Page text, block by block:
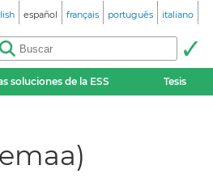
español français português italiano
soluciones de la ESS Tesis